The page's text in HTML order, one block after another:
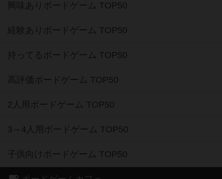
興味ありボードゲーム TOP50
経験ありボードゲーム TOP50
持ってるボードゲーム TOP50
高評価ボードゲーム TOP50
2人用ボードゲーム TOP50
3～4人用ボードゲーム TOP50
子供向けボードゲーム TOP50